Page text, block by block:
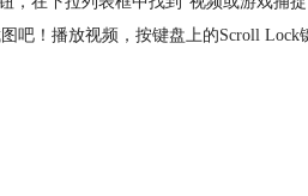
吧！播放视频，按键盘上的Scroll Lock